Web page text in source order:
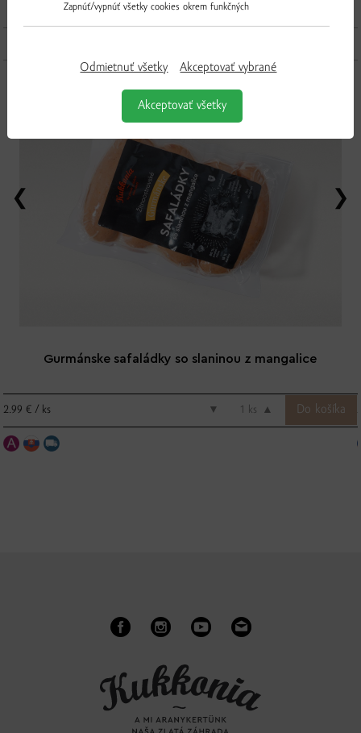
Gurmánske safaládky so slaninou z mangalice
2.99 € / ks ▼ ks ▲
Zapnúť/vypnúť všetky cookies okrem funkčných
Odmietnuť všetky Akceptovať vybrané
Akceptovať všetky